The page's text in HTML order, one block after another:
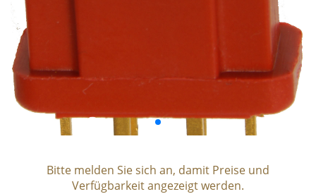
Bitte melden Sie sich an, damit Preise und
Verfügbarkeit angezeigt werden.